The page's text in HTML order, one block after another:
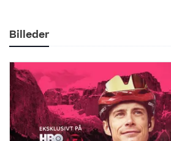
Billeder